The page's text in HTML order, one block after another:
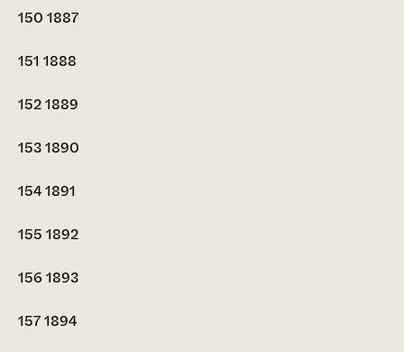
150 1887
151 1888
1521889
1531890
1541891
155 1892
156 1893
1571894